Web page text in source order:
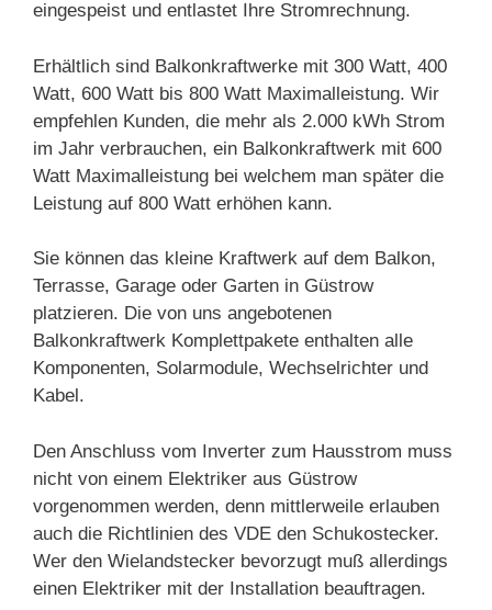
eingespeist und entlastet Ihre Stromrechnung.
Erhältlich sind Balkonkraftwerke mit 300 Watt, 400
Watt, 600 Watt bis 800 Watt Maximalleistung. Wir
empfehlen Kunden, die mehr als 2.000 kWh Strom
im Jahr verbrauchen, ein Balkonkraftwerk mit 600
Watt Maximalleistung bei welchem man später die
Leistung auf 800 Watt erhöhen kann.
Sie können das kleine Kraftwerk auf dem Balkon,
Terrasse, Garage oder Garten in Güstrow
platzieren. Die von uns angebotenen
Balkonkraftwerk Komplettpakete enthalten alle
Komponenten, Solarmodule, Wechselrichter und
Kabel.
Den Anschluss vom Inverter zum Hausstrom muss
nicht von einem Elektriker aus Güstrow
vorgenommen werden, denn mittlerweile erlauben
auch die Richtlinien des VDE den Schukostecker.
Wer den Wielandstecker bevorzugt muß allerdings
einen Elektriker mit der Installation beauftragen.